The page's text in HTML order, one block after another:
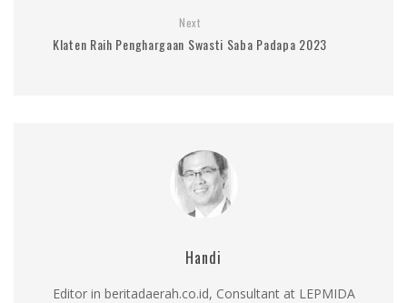
Next
Klaten Raih Penghargaan Swasti Saba Padapa 2023
Handi
Editor in beritadaerah.co.id, Consultant at LEPMIDA